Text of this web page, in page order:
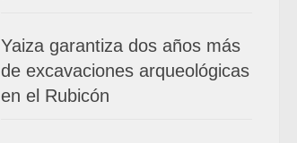
Yaiza garantiza dos años más
de excavaciones arqueológicas
en el Rubicón